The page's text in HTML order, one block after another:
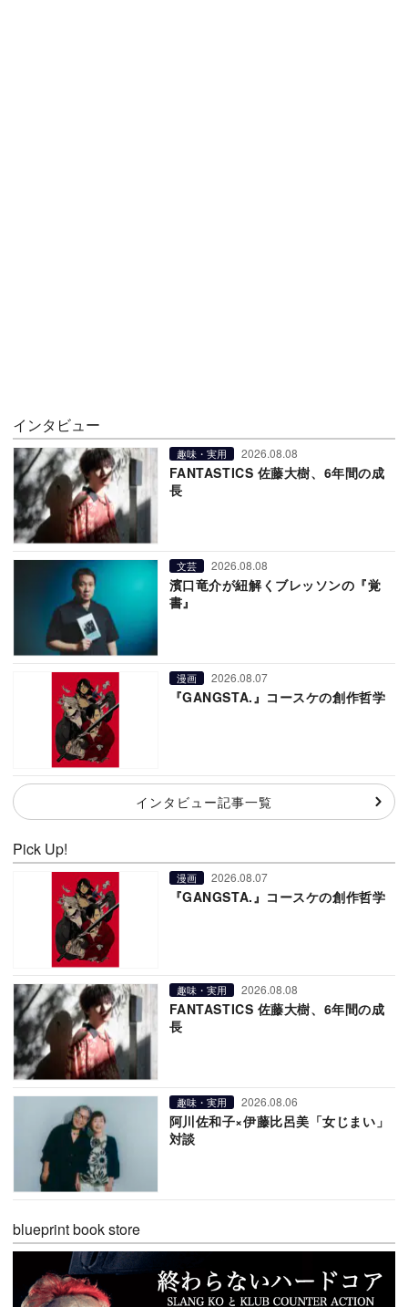
インタビュー
趣味・実用 2026.08.08
FANTASTICS 佐藤大樹、6年間の成
長
文芸 2026.08.08
濱口竜介が紐解くブレッソンの『覚
書』
漫画 2026.08.07
『GANGSTA.』コースケの創作哲学
インタビュー記事一覧
Pick Up!
漫画 2026.08.07
『GANGSTA.』コースケの創作哲学
趣味・実用 2026.08.08
FANTASTICS 佐藤大樹、6年間の成
長
趣味・実用 2026.08.06
阿川佐和子×伊藤比呂美「女じまい」
対談
blueprint book store